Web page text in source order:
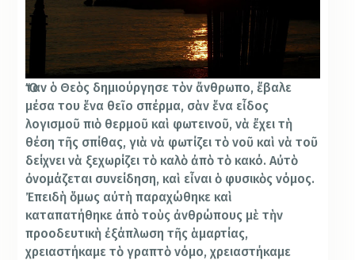
Ὅταν ὁ Θεὸς δημιούργησε τὸν ἄνθρωπο, ἔβαλε
μέσα του ἕνα θεῖο σπέρμα, σὰν ἕνα εἶδος
λογισμοῦ πιὸ θερμοῦ καὶ φωτεινοῦ, νὰ ἔχει τὴ
θέση τῆς σπίθας, γιὰ νὰ φωτίζει τὸ νοῦ καὶ νὰ τοῦ
δείχνει νὰ ξεχωρίζει τὸ καλὸ ἀπὸ τὸ κακό. Αὐτὸ
ὀνομάζεται συνείδηση, καὶ εἶναι ὁ φυσικὸς νόμος.
Ἐπειδὴ ὅμως αὐτὴ παραχώθηκε καὶ
καταπατήθηκε ἀπὸ τοὺς ἀνθρώπους μὲ τὴν
προοδευτικὴ ἐξάπλωση τῆς ἁμαρτίας,
χρειαστήκαμε τὸ γραπτὸ νόμο, χρειαστήκαμε